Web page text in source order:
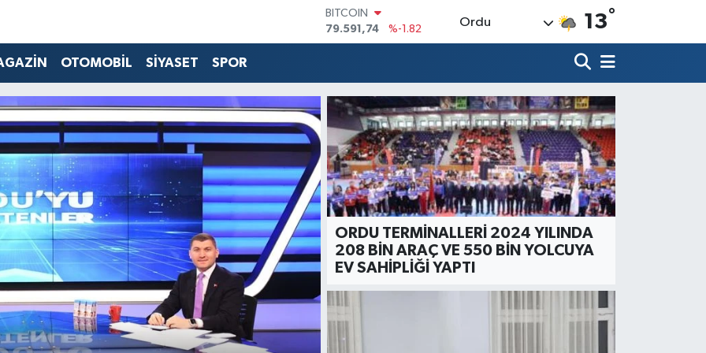
BITCOIN
79.591,74
%-1.82
DOLAR
STERLİN
61,60380
%0.18
G.ALTIN
6862,09000
%0.19
BİST100
14.598,00
%0
Ordu 13°
OTOMOBİL SİYASET SPOR
ORDU TERMİNALLERİ 2024 YILINDA
208 BİN ARAÇ VE 550 BİN YOLCUYA
EV SAHİPLİĞİ YAPTI